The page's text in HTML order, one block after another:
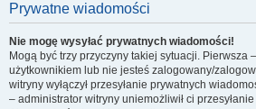
Prywatne wiadomości
Nie mogę wysyłać prywatnych wiadomości!
Mogą być trzy przyczyny takiej sytuacji. Pierwsza
użytkownikiem lub nie jesteś zalogowany/
witryny wyłączył przesyłanie prywatnych
– administrator witryny uniemożliwił ci